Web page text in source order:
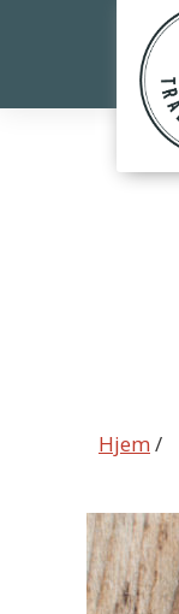
god
Hjem/